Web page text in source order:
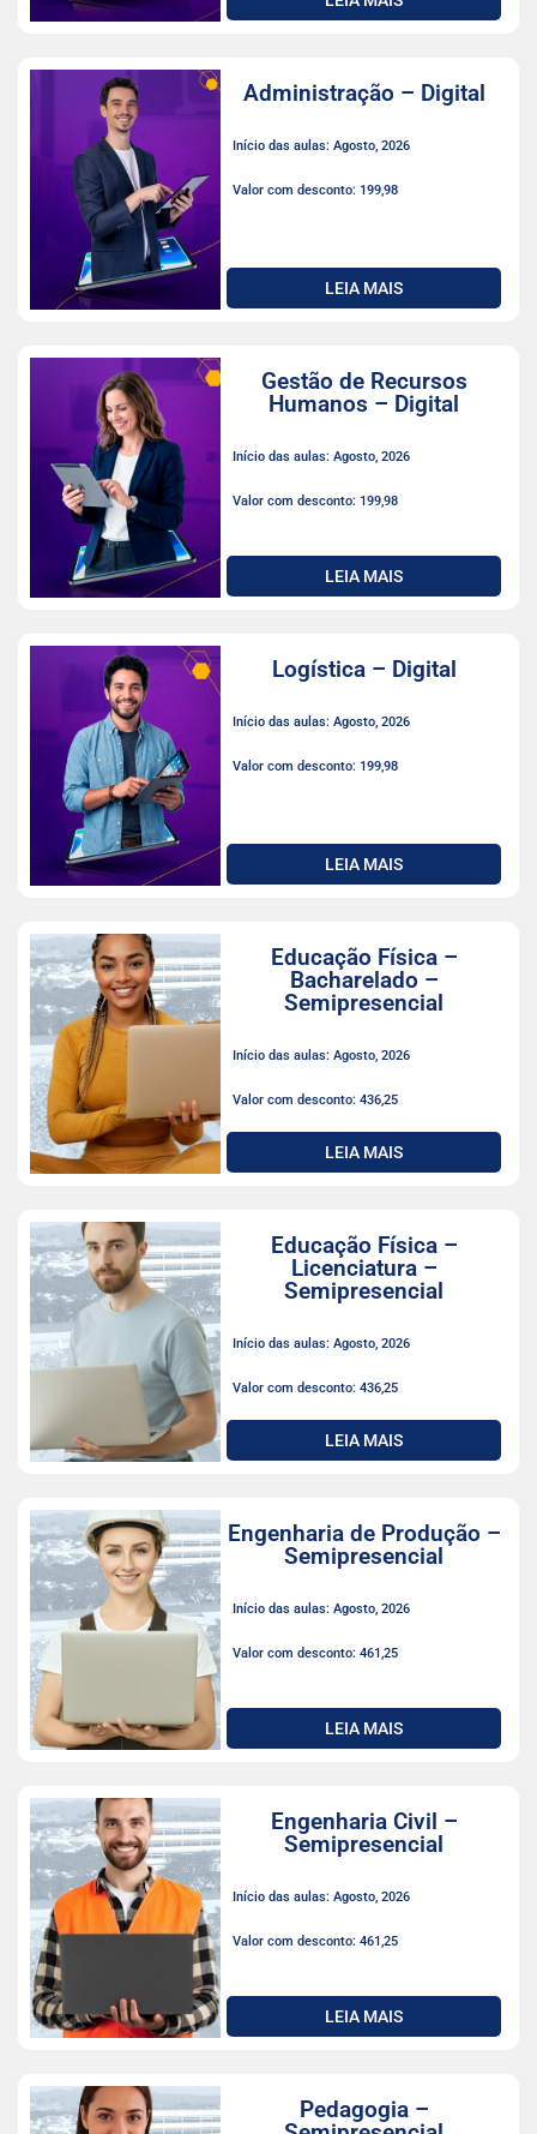
Administração – Digital
Início das aulas: Agosto, 2026
Valor com desconto: 199,98
LEIA MAIS
Gestão de Recursos
Humanos – Digital
Início das aulas: Agosto, 2026
Valor com desconto: 199,98
LEIA MAIS
Logística – Digital
Início das aulas: Agosto, 2026
Valor com desconto: 199,98
LEIA MAIS
Educação Física –
Bacharelado –
Semipresencial
Início das aulas: Agosto, 2026
Valor com desconto: 436,25
LEIA MAIS
Educação Física –
Licenciatura –
Semipresencial
Início das aulas: Agosto, 2026
Valor com desconto: 436,25
LEIA MAIS
Engenharia de Produção –
Semipresencial
Início das aulas: Agosto, 2026
Valor com desconto: 461,25
LEIA MAIS
Engenharia Civil –
Semipresencial
Início das aulas: Agosto, 2026
Valor com desconto: 461,25
LEIA MAIS
Pedagogia –